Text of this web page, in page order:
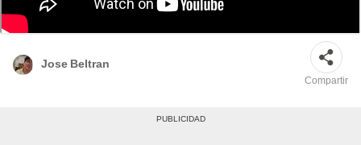
El error en esta moneda es conocido como "oreja doble". Foto: Composición
LR | Pngtree | PCGS
Jose Beltran
Compartir